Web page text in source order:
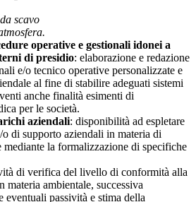
scavo
operative e gestionali idonei a
di presidio: elaborazione e redazione
e/o tecnico operative personalizzate e
al fine di stabilire adeguati sistemi
anche finalità esimenti di
per le società.
aziendali: disponibilità ad espletare
di supporto aziendali in materia di
mediante la formalizzazione di specifiche
di verifica del livello di conformità alla
materia ambientale, successiva
eventuali passività e stima della